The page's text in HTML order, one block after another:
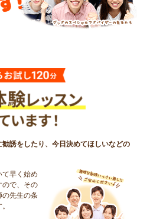
勧誘をしたり、今日決めてほしいなどの
て早く始め
ので、その
先生の条